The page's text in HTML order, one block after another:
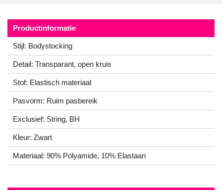
Productinformatie
Stijl: Bodystocking
Detail: Transparant, open kruis
Stof: Elastisch materiaal
Pasvorm: Ruim pasbereik
Exclusief: String, BH
Kleur: Zwart
Materiaal: 90% Polyamide, 10% Elastaan